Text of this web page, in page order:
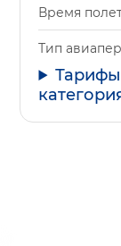
Время
Тип